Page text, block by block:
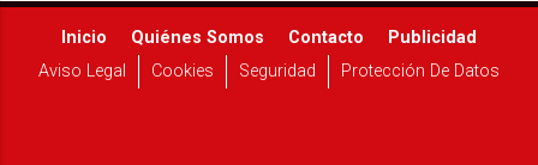
Inicio Quiénes Somos Contacto
Publicidad
Aviso Legal
Cookies Seguridad Protección De Datos